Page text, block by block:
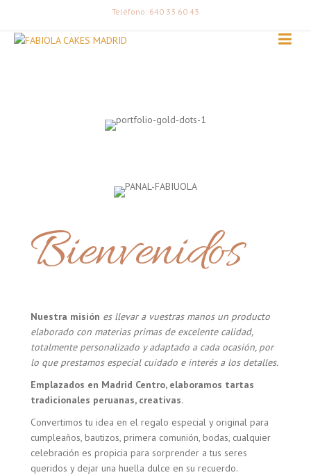
Teléfono: 640 33 60 43
Bienvenidos
Nuestra misión es llevar a vuestras manos un producto
elaborado con materias primas de excelente calidad,
totalmente personalizado y adaptado a cada ocasión, por
lo que prestamos especial cuidado e interés a los detalles.
Emplazados en Madrid Centro, elaboramos tartas
tradicionales peruanas, creativas.
Convertimos tu idea en el regalo especial y original para
cumpleaños, bautizos, primera comunión, bodas, cualquier
celebración es propicia para sorprender a tus seres
queridos y dejar una huella dulce en su recuerdo.